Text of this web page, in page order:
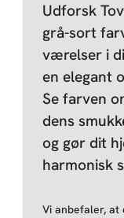
Udforsk
grå-sort
værelser i
en elegant
Se farven
dens
og gør dit
harmonisk
Vi anbefaler,